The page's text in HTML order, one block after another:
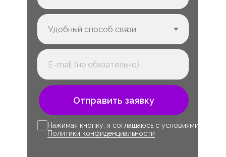
Отправить заявку
Нажимая кнопку, я соглашаюсь с условиями
Политики конфиденциальности